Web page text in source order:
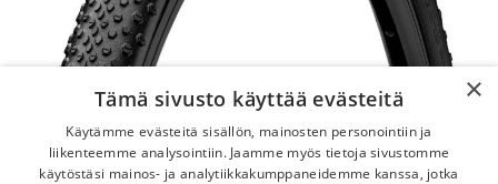
×
Tämä sivusto käyttää evästeitä
Käytämme evästeitä sisällön, mainosten personointiin ja
liikenteemme analysointiin. Jaamme myös tietoja sivustomme
käytöstäsi mainos- ja analytiikkakumppaneidemme kanssa, jotka